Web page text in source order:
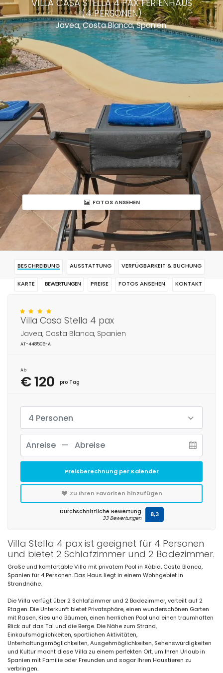
VILLA CASA STELLA 4 PAX FERIENHAUS
(4 PERSONEN)
Javea, Costa Blanca, Spanien.
FOTOS ANSEHEN
BESCHREIBUNG AUSSTATTUNG VERFÜGBARKEIT & BUCHUNG
KARTE BEWERTUNGEN PREISE FOTOS ANSEHEN KONTAKT
Villa Stella 4 pax ist geeignet für 4 Personen
und bietet 2 Schlafzimmer und 2 Badezimmer.
Große und komfortable Villa mit privatem Pool in Xàbia, Costa Blanca,
Spanien für 4 Personen. Das Haus liegt in einem Wohngebiet in
Strandnähe.
Die Villa verfügt über 2 Schlafzimmer und 2 Badezimmer, verteilt auf 2
Etagen. Die Unterkunft bietet Privatsphäre, einen wunderschönen Garten
mit Rasen, Kies und Bäumen, einen herrlichen Pool und einen traumhaften
Blick auf das Tal und die Berge. Die Nähe zum Strand,
Einkaufsmöglichkeiten, sportlichen Aktivitäten,
Unterhaltungsmöglichkeiten, Ausgehmöglichkeiten, Sehenswürdigkeiten
und Kultur macht diese Villa zu einem perfekten Ort, um Ihren Urlaub in
Spanien mit Familie oder Freunden und sogar Ihren Haustieren zu
verbringen.
Villa Casa Stella 4 pax
Javea, Costa Blanca, Spanien
AT-448506-A
Ab
€ 120 pro Tag
4 Personen
Preisberechnung per Kalender
Zu Ihren Favoriten hinzufügen
Durchschnittliche Bewertung
33 Bewertungen 8,3